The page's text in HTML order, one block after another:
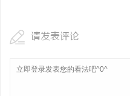
请发表评论